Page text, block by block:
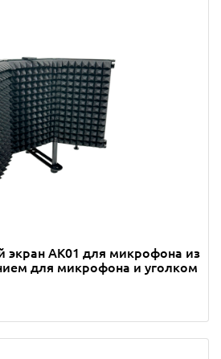
экран AK01 для микрофона из
для микрофона и уголком